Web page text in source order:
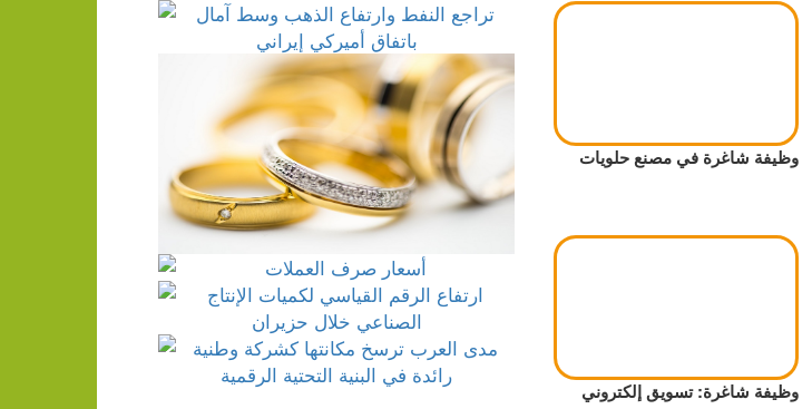
وظيفة شاغرة في مصنع حلويات
وظيفة شاغرة: تسويق إلكتروني